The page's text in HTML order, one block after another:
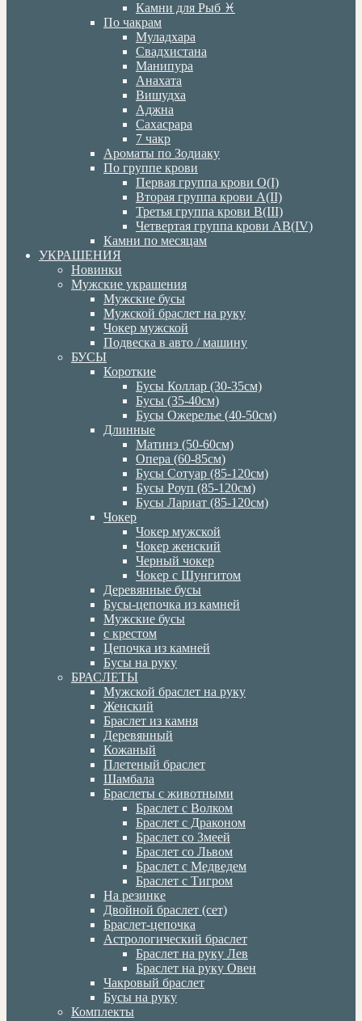
Камни для Рыб ♓️
По чакрам
Муладхара
Свадхистана
Манипура
Анахата
Вишудха
Аджна
Сахасрара
7 чакр
Ароматы по Зодиаку
По группе крови
Первая группа крови О(I)
Вторая группа крови А(II)
Третья группа крови В(III)
Четвертая группа крови АВ(IV)
Камни по месяцам
УКРАШЕНИЯ
Новинки
Мужские украшения
Мужские бусы
Мужской браслет на руку
Чокер мужской
Подвеска в авто / машину
БУСЫ
Короткие
Бусы Коллар (30-35см)
Бусы (35-40см)
Бусы Ожерелье (40-50см)
Длинные
Матинэ (50-60см)
Опера (60-85см)
Бусы Сотуар (85-120см)
Бусы Роуп (85-120см)
Бусы Лариат (85-120см)
Чокер
Чокер мужской
Чокер женский
Черный чокер
Чокер с Шунгитом
Деревянные бусы
Бусы-цепочка из камней
Мужские бусы
с крестом
Цепочка из камней
Бусы на руку
БРАСЛЕТЫ
Мужской браслет на руку
Женский
Браслет из камня
Деревянный
Кожаный
Плетеный браслет
Шамбала
Браслеты с животными
Браслет с Волком
Браслет с Драконом
Браслет со Змеей
Браслет со Львом
Браслет с Медведем
Браслет с Тигром
На резинке
Двойной браслет (сет)
Браслет-цепочка
Астрологический браслет
Браслет на руку Лев
Браслет на руку Овен
Чакровый браслет
Бусы на руку
Комплекты